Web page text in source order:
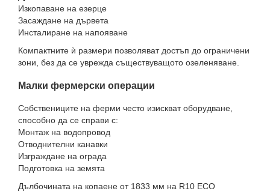
Изкопаване на езерце
Засаждане на дървета
Инсталиране на напояване
Компактните ѝ размери позволяват достъп до ограничени
зони, без да се уврежда съществуващото озеленяване.
Малки фермерски операции
Собствениците на ферми често изискват оборудване,
способно да се справи с:
Монтаж на водопровод
Отводнителни канавки
Изграждане на ограда
Подготовка на земята
Дълбочината на копаене от 1833 мм на R10 ECO